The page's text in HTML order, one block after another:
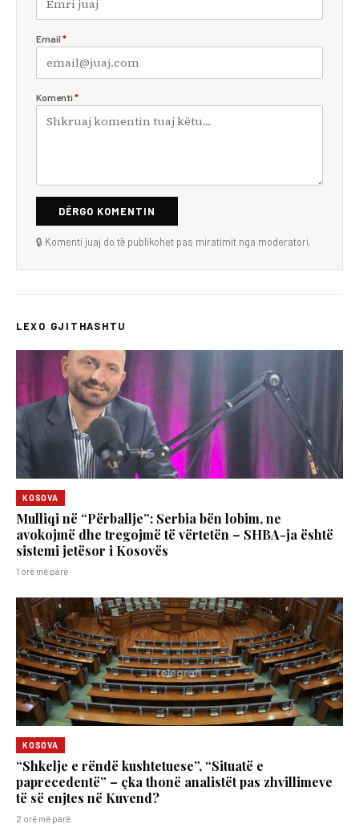
Email *
Komenti *
DËRGO KOMENTIN
🔒 Komenti juaj do të publikohet pas miratimit nga moderatori.
LEXO GJITHASHTU
KOSOVA
Mulliqi në “Përballje”: Serbia bën lobim, ne
avokojmë dhe tregojmë të vërtetën – SHBA-ja është
sistemi jetësor i Kosovës
1 orë më parë
KOSOVA
“Shkelje e rëndë kushtetuese”, “Situatë e
paprecedentë” – çka thonë analistët pas zhvillimeve
të së enjtes në Kuvend?
2 orë më parë